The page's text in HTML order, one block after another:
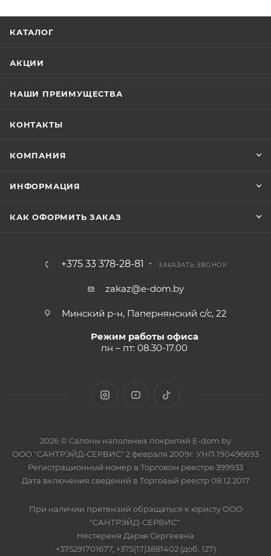
КАТАЛОГ
АКЦИИ
НАШИ ПРЕИМУЩЕСТВА
КОНТАКТЫ
КОМПАНИЯ
ИНФОРМАЦИЯ
КАК ОФОРМИТЬ ЗАКАЗ
+375 33 378-28-81 ЗАКАЗАТЬ ЗВОНОК
zakaz@e-dom.by
Минский р-н, Папернянский с/с, 22
Режим работы офиса
пн – пт: 08.30-17.00
2026 © Салоны напольных покрытий E-dom.by
ООО "САНТРЭЙД-СЕРВИС" 2 февраля 2009г. УНП 190496693
Регистрационный номер в Торговом реестре 399933
Дата включения сведений в Торговый реестр 08.12.2017
При наличии претензий обращаться к юристу ООО
"САНТРЭЙД-СЕРВИС":
Нестереня Дарья Сергеевна
+375291701677, +375(17)3881402 (доб. 127)